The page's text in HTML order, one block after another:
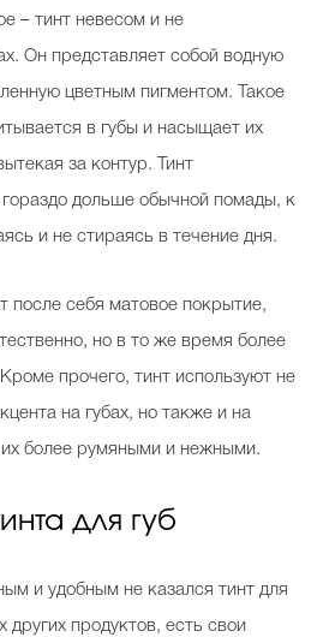
– тинт невесом и не
Он представляет собой водную
цветным пигментом. Такое
в губы и насыщает их
за контур. Тинт
дольше обычной помады, к
и не стираясь в течение дня.
после себя матовое покрытие,
но в то же время более
прочего, тинт используют не
на губах, но также и на
более румяными и нежными.
для губ
и удобным не казался тинт для
других продуктов, есть свои